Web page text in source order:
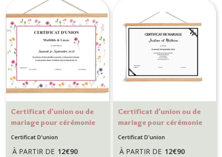
Certificat d'union ou de
mariage pour cérémonie
Laïque - Motif Petites
Certificat D'union
À PARTIR DE 12€90
Certificat d'union ou de
mariage pour cérémonie
Laïque - Motif Petit
Certificat D'union
À PARTIR DE 12€90